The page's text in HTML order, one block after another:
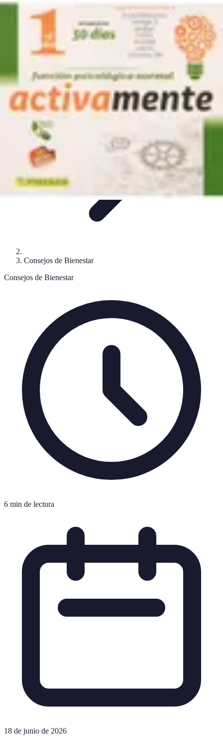
Vitalidad Sana
Ejercicio y Salud
Salud y Bienestar NutriciónBienestar
Vitalidad Sana
Consejos de Bienestar
Consejos de Bienestar
6 min de lectura
18 de junio de 2026